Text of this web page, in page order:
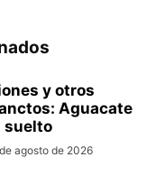
y otros
Aguacate
suelto
agosto de 2026